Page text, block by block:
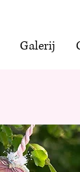
Galerij